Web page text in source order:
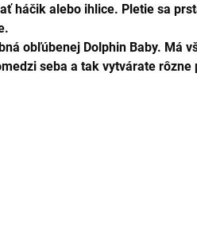
háčik alebo ihlice. Pletie sa
obľúbenej Dolphin Baby. Má
seba a tak vytvárate rôzne